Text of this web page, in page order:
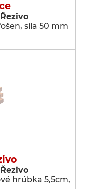
síla 50 mm
hrúbka 5,5cm,